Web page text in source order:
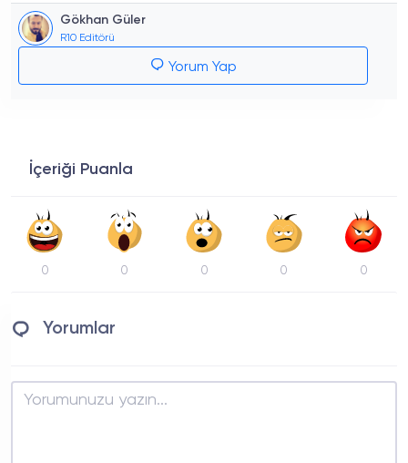
Gökhan Güler
R10 Editörü
Yorum Yap
İçeriği Puanla
0 0 0 0 0
Yorumlar